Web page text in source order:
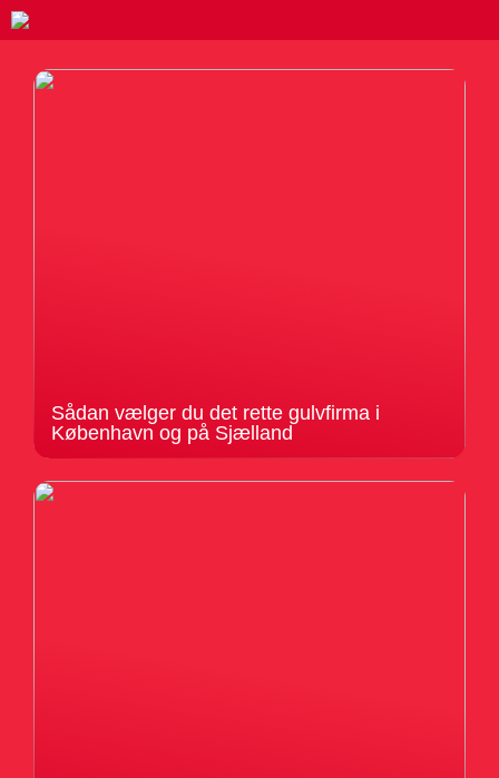
Sådan vælger du det rette gulvfirma i
København og på Sjælland